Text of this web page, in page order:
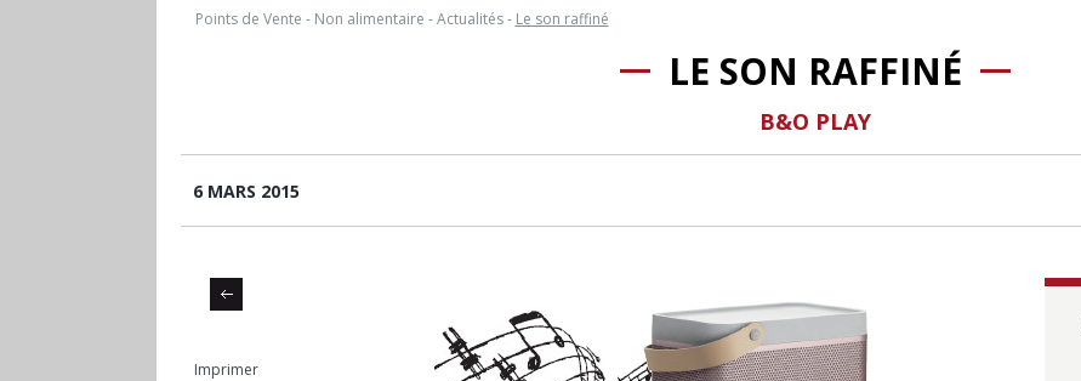
Points de Vente - Non alimentaire -Actualités- Le son raffiné
LE SON RAFFINÉ
B&O PLAY
6 MARS 2015
Imprimer